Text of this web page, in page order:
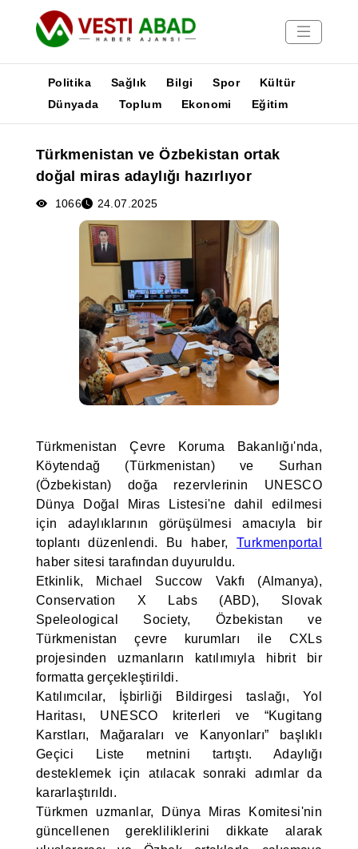
Yayınlar
Medya
Poster
Politika Sağlık Bilgi Spor
Kültür
Dünyada
Toplum Ekonomi Eğitim
Türkmenistan ve Özbekistan ortak
doğal miras adaylığı hazırlıyor
1066 24.07.2025
Türkmenistan Çevre Koruma Bakanlığı'nda,
Köytendağ (Türkmenistan) ve Surhan
(Özbekistan) doğa rezervlerinin UNESCO
Dünya Doğal Miras Listesi'ne dahil edilmesi
için adaylıklarının görüşülmesi amacıyla bir
toplantı düzenlendi. Bu haber, Turkmenportal
haber sitesi tarafından duyuruldu.
Etkinlik, Michael Succow Vakfı (Almanya),
Conservation X Labs (ABD), Slovak
Speleological Society, Özbekistan ve
Türkmenistan çevre kurumları ile CXLs
projesinden uzmanların katılımıyla hibrit bir
formatta gerçekleştirildi.
Katılımcılar, İşbirliği Bildirgesi taslağı, Yol
Haritası, UNESCO kriterleri ve “Kugitang
Karstları, Mağaraları ve Kanyonları” başlıklı
Geçici Liste metnini tartıştı. Adaylığı
desteklemek için atılacak sonraki adımlar da
kararlaştırıldı.
Türkmen uzmanlar, Dünya Miras Komitesi'nin
güncellenen gerekliliklerini dikkate alarak